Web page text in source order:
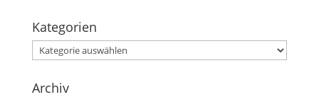
Kategorien
Kategorien
Archiv